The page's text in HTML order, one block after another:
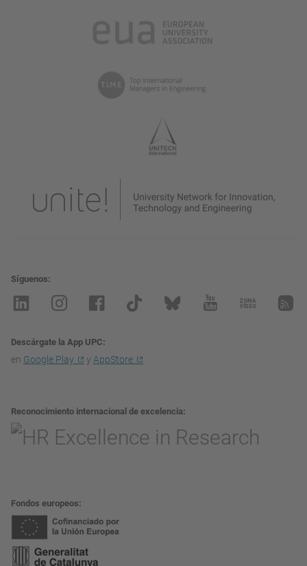
Síguenos
Descárgate la App UPC
en Google Play y AppStore
Reconocimiento internacional de excelencia
Fondos europeos